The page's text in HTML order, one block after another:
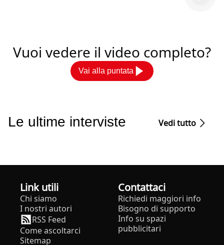
Vuoi vedere il video completo?
Vai alla puntata
Le ultime interviste Vedi tutto
Link utili
Chi siamo
I nostri autori
RSS Feed
Come ascoltarci
Sitemap
Contattaci
Richiedi maggiori info
Bisogno di supporto
Info su spazi
pubblicitari